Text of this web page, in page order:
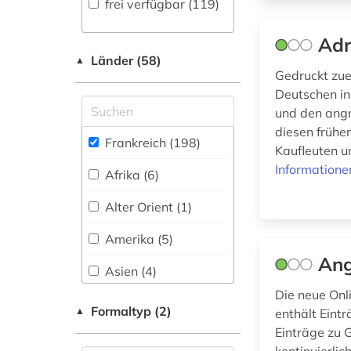
Geschichte (64)
Geschichte der
Gesundheitswissenschaften
(1)
Informatik (0)
Klassische
Philologie.
Byzantinistik.
Mittellateinische und
Neugriechische
anglistik (1)
(1)
anthologie (2)
antikolonialismus (1)
armeezeitungen (1)
armenien (1)
(27)
(20)
National-,
Regionalbibliographie
(14)
Portal (23)
Sammlung Nicht-
Textueller-Materialien
(26)
Volltextdatenbank
Enzyklopädie,
Nachschlagwerk (36
frei verfügbar (119)
▲ Länder (58)
Frankreich (198)
Afrika (6)
Alter Orient (1)
Amerika (5)
Asien (4)
(5)
Baden-
▲ Formaltyp (2)
Gedruckt
Deutschen
und den
diesen
Kaufleuten
Die neue
enthält
Einträge zu